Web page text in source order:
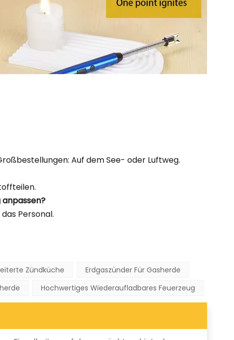
Auf dem See- oder Luftweg.
Personal.
Zündküche
Erdgaszünder Für Gasherde
Hochwertiges Wiederaufladbares Feuerzeug